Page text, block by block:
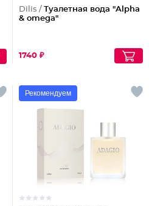
Dilis / Туалетная вода "Alpha
& omega"
1740 ₽
Рекомендуем